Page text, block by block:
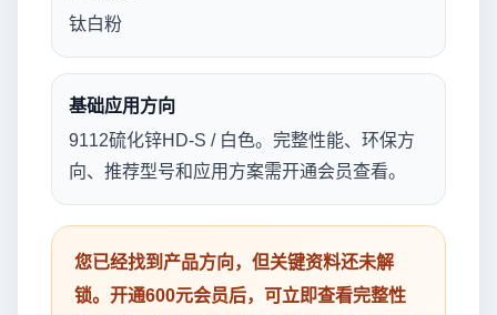
钛白粉
基础应用方向
9112硫化锌HD-S / 白色。完整性能、环保方
向、推荐型号和应用方案需开通会员查看。
您已经找到产品方向，但关键资料还未解
锁。开通600元会员后，可立即查看完整性